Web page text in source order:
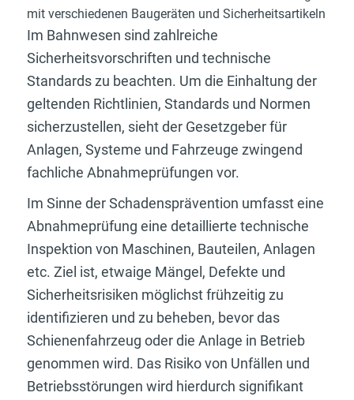
Im Bahnwesen sind zahlreiche
Sicherheitsvorschriften und technische
Standards zu beachten. Um die Einhaltung der
geltenden Richtlinien, Standards und Normen
sicherzustellen, sieht der Gesetzgeber für
Anlagen, Systeme und Fahrzeuge zwingend
fachliche Abnahmeprüfungen vor.
Im Sinne der Schadensprävention umfasst eine
Abnahmeprüfung eine detaillierte technische
Inspektion von Maschinen, Bauteilen, Anlagen
etc. Ziel ist, etwaige Mängel, Defekte und
Sicherheitsrisiken möglichst frühzeitig zu
identifizieren und zu beheben, bevor das
Schienenfahrzeug oder die Anlage in Betrieb
genommen wird. Das Risiko von Unfällen und
Betriebsstörungen wird hierdurch signifikant